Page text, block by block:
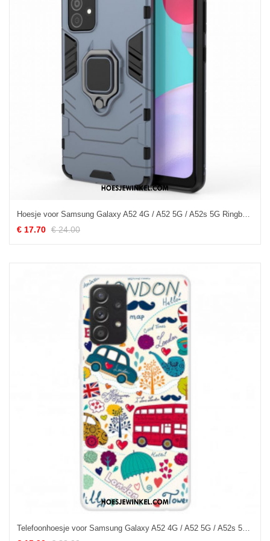
Hoesje voor Samsung Galaxy A52 4G / A52 5G / A52s 5G Ringbestendig
€ 17.70 € 24.00
Telefoonhoesje voor Samsung Galaxy A52 4G / A52 5G / A52s 5G Het Londense Leven